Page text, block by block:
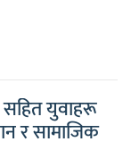
सहित युवाहरू
र सामाजिक